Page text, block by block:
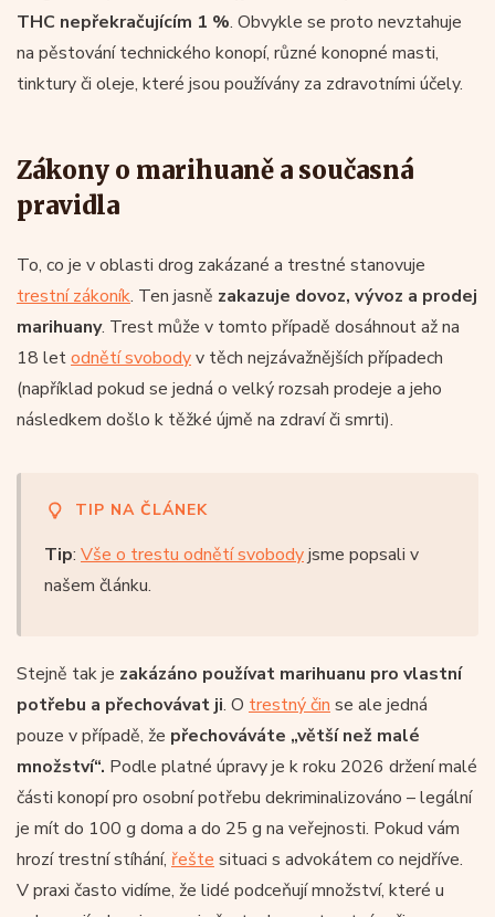
THC nepřekračujícím 1 %. Obvykle se proto nevztahuje
na pěstování technického konopí, různé konopné masti,
tinktury či oleje, které jsou používány za zdravotními účely.
Zákony o marihuaně a současná
pravidla
To, co je v oblasti drog zakázané a trestné stanovuje
trestní zákoník. Ten jasně zakazuje dovoz, vývoz a prodej
marihuany. Trest může v tomto případě dosáhnout až na
18 letodnětí svobodyv těch nejzávažnějších případech
(například pokud se jedná o velký rozsah prodeje a jeho
následkem došlo k těžké újmě na zdraví či smrti).
TIP NA ČLÁNEK
Tip: Vše o trestu odnětí svobodyjsme popsali v
našem článku.
Stejně tak je zakázáno používat marihuanu pro vlastní
potřebu a přechovávat ji. O trestný čin se ale jedná
pouze v případě, že přechováváte „větší než malé
množství“. Podle platné úpravy je k roku 2026 držení malé
části konopí pro osobní potřebu dekriminalizováno – legální
je mít do 100 g doma a do 25 g na veřejnosti. Pokud vám
hrozí trestní stíhání, řešte situaci s advokátem co nejdříve.
V praxi často vidíme, že lidé podceňují množství, které u